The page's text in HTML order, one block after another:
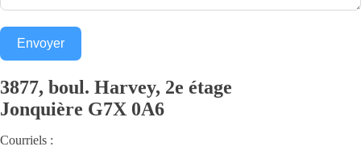
Envoyer
3877, boul. Harvey, 2e étage
Jonquière G7X 0A6
Courriels :